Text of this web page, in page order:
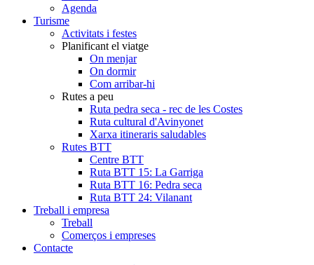
Agenda
Turisme
Activitats i festes
Planificant el viatge
On menjar
On dormir
Com arribar-hi
Rutes a peu
Ruta pedra seca - rec de les Costes
Ruta cultural d'Avinyonet
Xarxa itineraris saludables
Rutes BTT
Centre BTT
Ruta BTT 15: La Garriga
Ruta BTT 16: Pedra seca
Ruta BTT 24: Vilanant
Treball i empresa
Treball
Comerços i empreses
Contacte